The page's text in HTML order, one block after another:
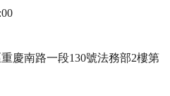
慶南路一段130號法務部2樓第